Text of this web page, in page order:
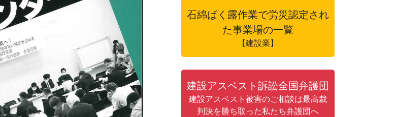
石綿ばく露作業で労災認定され
た事業場の一覧
【建設業】
建設アスベスト訴訟全国弁護団
建設アスベスト被害のご相談は最高裁
判決を勝ち取った私たち弁護団へ